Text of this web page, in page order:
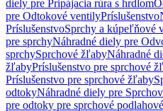
diely pre Pripájacia rúra s hrdlom
pre Odtokové ventilyPríslušenstvo
PríslušenstvoSprchy a kúpeľňové
pre sprchyNáhradné diely pre
sprchySprchové žľabyNáhradné
žľabyPríslušenstvo pre sprchové
Príslušenstvo pre sprchové žľaby
odtokyNáhradné diely pre
pre odtoky pre sprchové